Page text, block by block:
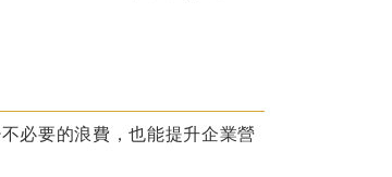
必要的浪費，也能提升企業營